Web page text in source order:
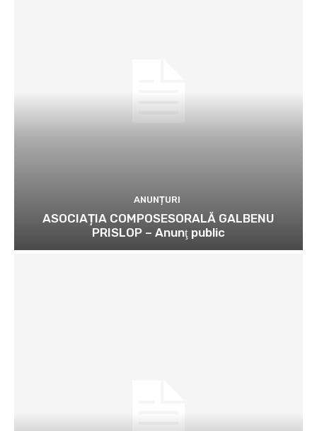
ANUNȚURI
ASOCIAȚIA COMPOSESORALĂ GALBENU
PRISLOP – Anunţ public